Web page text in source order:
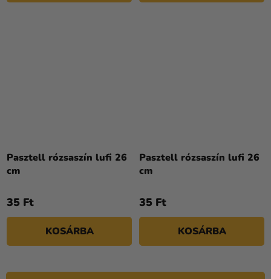
Pasztell rózsaszín lufi 26
cm
35 Ft
KOSÁRBA
Pasztell rózsaszín lufi 26
cm
35 Ft
KOSÁRBA